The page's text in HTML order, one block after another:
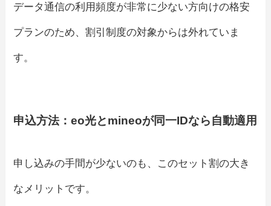
データ通信の利用頻度が非常に少ない方向けの格安
プランのため、割引制度の対象からは外れていま
す。
申込方法：eo光とmineoが同一IDなら自動適用
申し込みの手間が少ないのも、このセット割の大き
なメリットです。